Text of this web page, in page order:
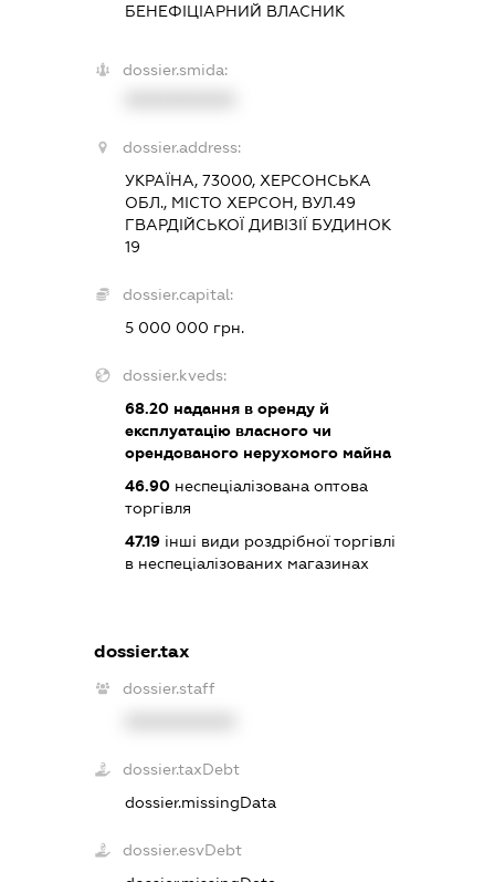
БЕНЕФІЦІАРНИЙ ВЛАСНИК
dossier.smida:
dossier.address:
УКРАЇНА, 73000, ХЕРСОНСЬКА
ОБЛ., МІСТО ХЕРСОН, ВУЛ.49
ГВАРДІЙСЬКОЇ ДИВІЗІЇ БУДИНОК
19
dossier.capital:
5 000 000 грн.
dossier.kveds:
68.20надання в оренду й
експлуатацію власного чи
орендованого нерухомого майна
46.90неспеціалізована оптова
торгівля
47.19інші види роздрібної торгівлі
в неспеціалізованих магазинах
dossier.tax
dossier.staff
dossier.taxDebt
dossier.missingData
dossier.esvDebt